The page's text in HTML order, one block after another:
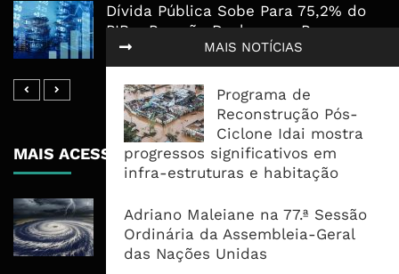
MAIS NOTÍCIAS
Programa de
Reconstrução Pós-
Ciclone Idai mostra
progressos significativos em
infra-estruturas e habitação
Adriano Maleiane na 77.ª Sessão
Ordinária da Assembleia-Geral
das Nações Unidas
Dívida Pública Sobe Para 75,2% do
PIB e Pressão Desloca-se Para o
Endividamento Interno
MAIS ACESSADOS
Tempestade Tropical GEZANI Poderá
Afectar Mais De Um Milhão De
Pessoas No Centro E Sul ...